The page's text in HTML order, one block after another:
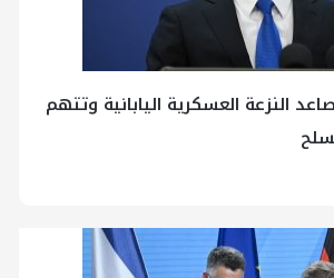
النزعة العسكرية اليابانية وتتهم